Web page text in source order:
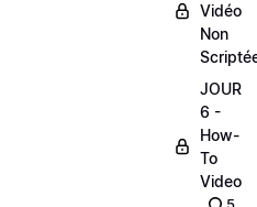
Vidéo
Non
JOUR
6 -
How-
To
Video